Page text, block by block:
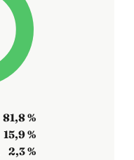
81,8 %
15,9 %
2,3 %